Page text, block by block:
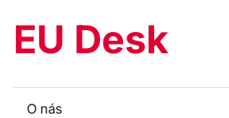
EU Desk
O nás